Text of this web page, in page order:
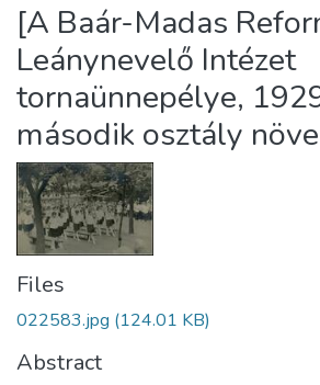
Statistics
About us
[A Baár-Madas
Leánynevelő Intézet
tornaünnepélye,
második osztály
Files
022583.jpg (124.01 KB)
Abstract